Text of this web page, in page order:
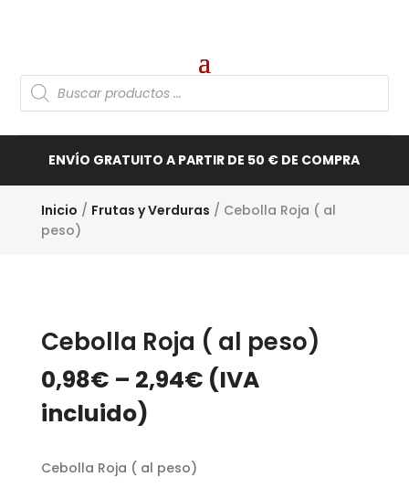
Búsqueda
de
ENVÍO GRATUITO A PARTIR DE 50 € DE COMPRA
Inicio / Frutas y Verduras / Cebolla Roja ( al
peso)
Cebolla Roja ( al peso)
0,98€ – 2,94€ (IVA
incluido)
Cebolla Roja ( al peso)